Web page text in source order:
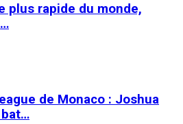
plus rapide du monde,
de Monaco : Joshua